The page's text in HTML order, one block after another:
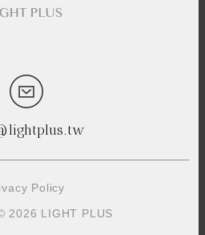
Policy
2026 LIGHT PLUS